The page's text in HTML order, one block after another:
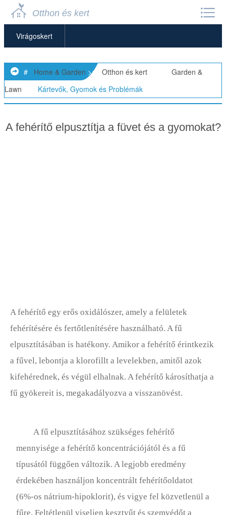
Otthon és kert
Virágoskert
Kerti Törpék
Kerti Magok
Kerti Tárolók
Fűnyírók
Gyep Ültetés
Sziklakert
Rózsakert
Talaj
Zöldségeskert
# Home & Garden >> Otthon és kert
Garden &
Lawn
Kártevők, Gyomok és Problémák
A fehérítő elpusztítja a füvet és a gyomokat?
A fehérítő egy erős oxidálószer, amely a felületek
fehérítésére és fertőtlenítésére használható. A fű
elpusztításában is hatékony. Amikor a fehérítő érintkezik
a fűvel, lebontja a klorofillt a levelekben, amitől azok
kifehérednek, és végül elhalnak. A fehérítő károsíthatja a
fű gyökereit is, megakadályozva a visszanövést.
A fű elpusztításához szükséges fehérítő
mennyisége a fehérítő koncentrációjától és a fű
típusától függően változik. A legjobb eredmény
érdekében használjon koncentrált fehérítőoldatot
(6%-os nátrium-hipoklorit), és vigye fel közvetlenül a
fűre. Feltétlenül viseljen kesztyűt és szemvédőt a